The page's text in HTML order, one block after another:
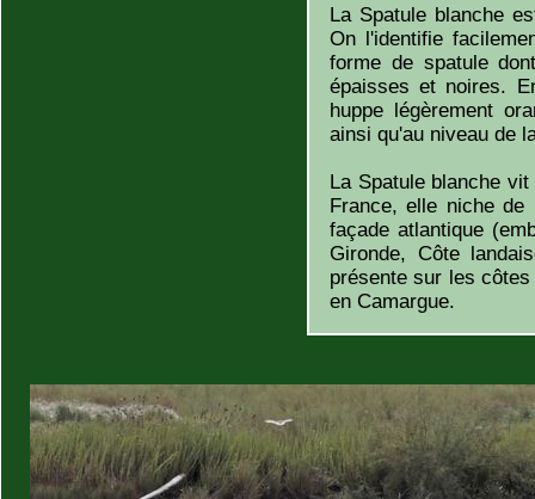
La Spatule blanche
On l'identifie
forme de spatule
épaisses et noires.
huppe légèrement
ainsi qu'au niveau de
La Spatule blanche
France, elle niche de
façade atlantique
Gironde, Côte
présente sur les
en Camargue.